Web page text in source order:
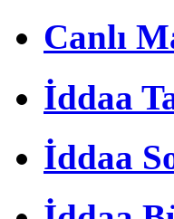
Canlı
İddaa
İddaa